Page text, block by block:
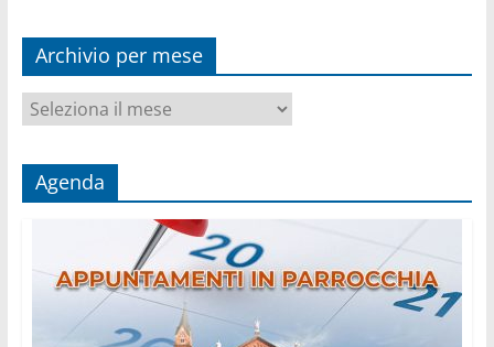
Archivio per mese
Archivio
per
Agenda